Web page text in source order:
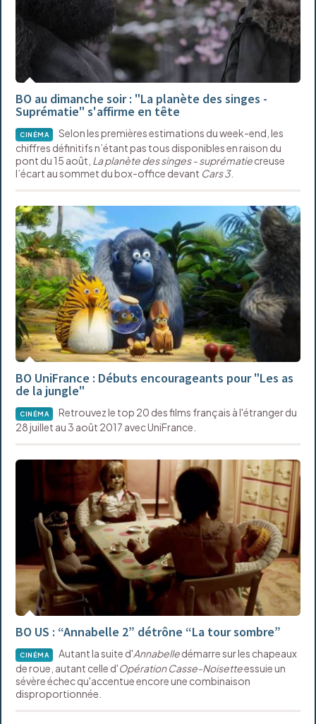
BO au dimanche soir : "La planète des singes -
Suprématie" s'affirme en tête
CINÉMA
Selon les premières estimations du week-end, les
chiffres définitifs n’étant pas tous disponibles en raison du
pont du 15 août, La planète des singes - suprématiecreuse
l’écart au sommet du box-office devant Cars 3.
BO UniFrance : Débuts encourageants pour "Les as
de la jungle"
CINÉMA
Retrouvez le top 20 des films français à l'étranger du
28 juillet au 3 août 2017 avec UniFrance.
BO US : “Annabelle 2” détrône “La tour sombre”
CINÉMA Autant la suite d'Annabelledémarre sur les chapeaux
de roue, autant celle d'Opération Casse-Noisetteessuie un
sévère échec qu'accentue encore une combinaison
disproportionnée.